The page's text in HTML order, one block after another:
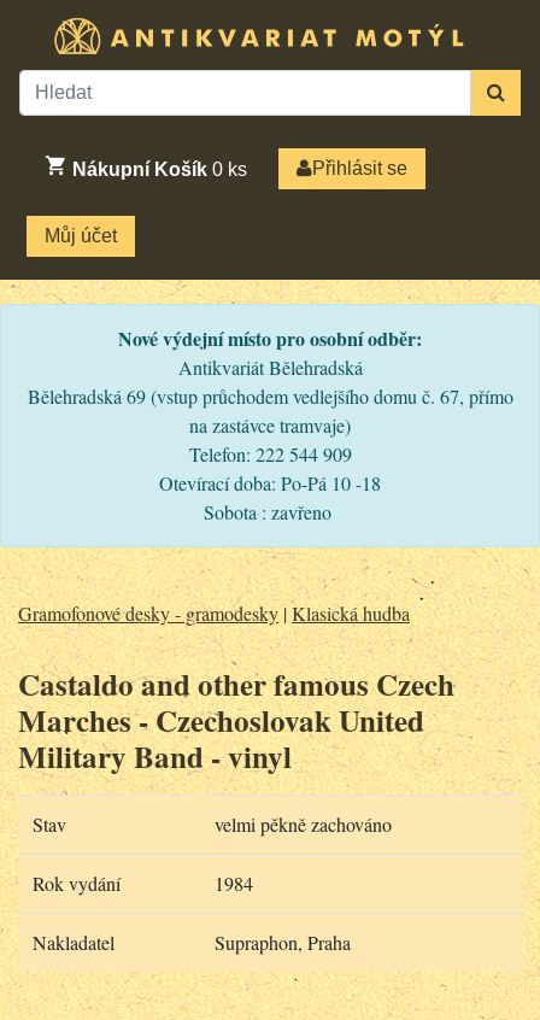
Nákupní Košík 0 ks Přihlásit se
Můj účet
Nové výdejní místo pro osobní odběr:
Antikvariát Bělehradská
Bělehradská 69 (vstup průchodem vedlejšího domu č. 67, přímo
na zastávce tramvaje)
Telefon: 222 544 909
Otevírací doba: Po-Pá 10 -18
Sobota : zavřeno
Gramofonové desky - gramodesky|Klasická hudba
Castaldo and other famous Czech
Marches - Czechoslovak United
Military Band - vinyl
Stav velmi pěkně zachováno
Rok vydání 1984
Nakladatel Supraphon, Praha